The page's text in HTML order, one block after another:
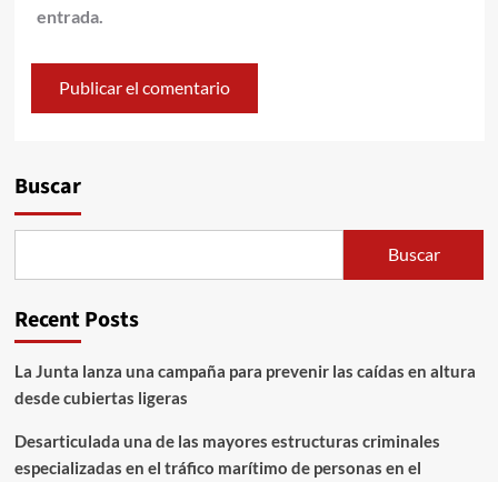
entrada.
Buscar
Buscar
Recent Posts
La Junta lanza una campaña para prevenir las caídas en altura
desde cubiertas ligeras
Desarticulada una de las mayores estructuras criminales
especializadas en el tráfico marítimo de personas en el